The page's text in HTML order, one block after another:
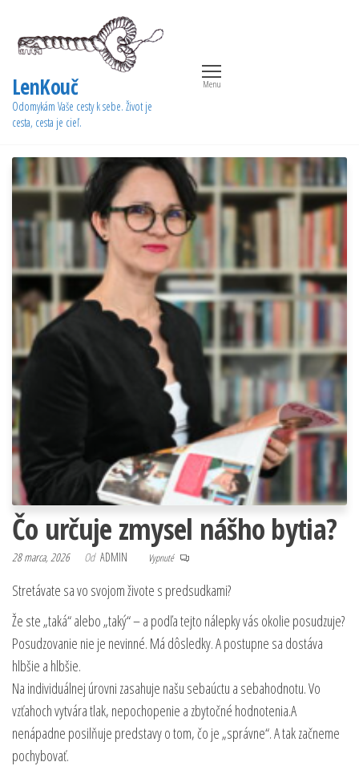
obsah
LenKouč
Odomykám Vaše cesty k sebe. Život je
cesta, cesta je cieľ.
Menu
Čo určuje zmysel nášho bytia?
28 marca, 2026 Od ADMIN Vypnuté
Stretávate sa vo svojom živote s predsudkami?
Že ste „taká“ alebo „taký“ – a podľa tejto nálepky vás okolie posudzuje?
Posudzovanie nie je nevinné. Má dôsledky. A postupne sa dostáva
hlbšie a hlbšie.
Na individuálnej úrovni zasahuje našu sebaúctu a sebahodnotu. Vo
vzťahoch vytvára tlak, nepochopenie a zbytočné hodnotenia.A
nenápadne posilňuje predstavy o tom, čo je „správne“. A tak začneme
pochybovať.